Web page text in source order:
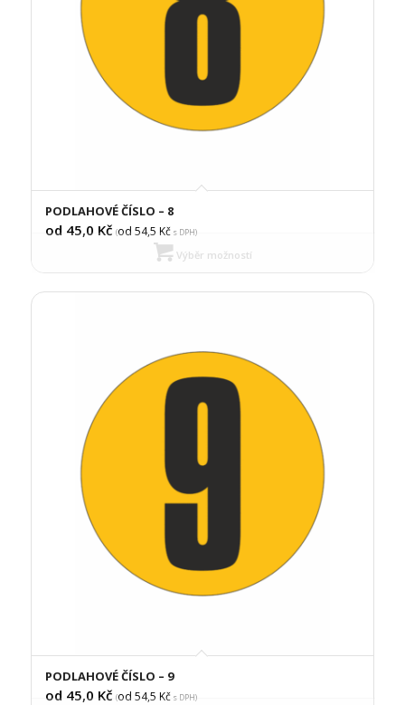
PODLAHOVÉ ČÍSLO – 8
od 45,0 Kč (od 54,5 Kčs DPH)
Výběr možností
PODLAHOVÉ ČÍSLO – 9
od 45,0 Kč (od 54,5 Kčs DPH)